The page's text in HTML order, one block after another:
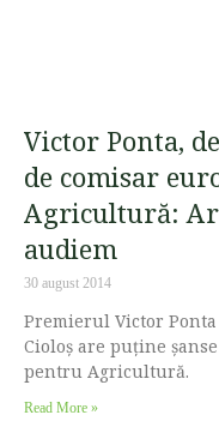
Victor Ponta,
de comisar
Agricultură:
audiem
30 august 2014
Premierul Victor
Cioloș are puține
pentru Agricultură.
Read More »